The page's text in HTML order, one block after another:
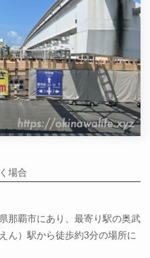
場合
那覇市にあり、最寄り駅の奥武
ん）駅から徒歩約3分の場所に